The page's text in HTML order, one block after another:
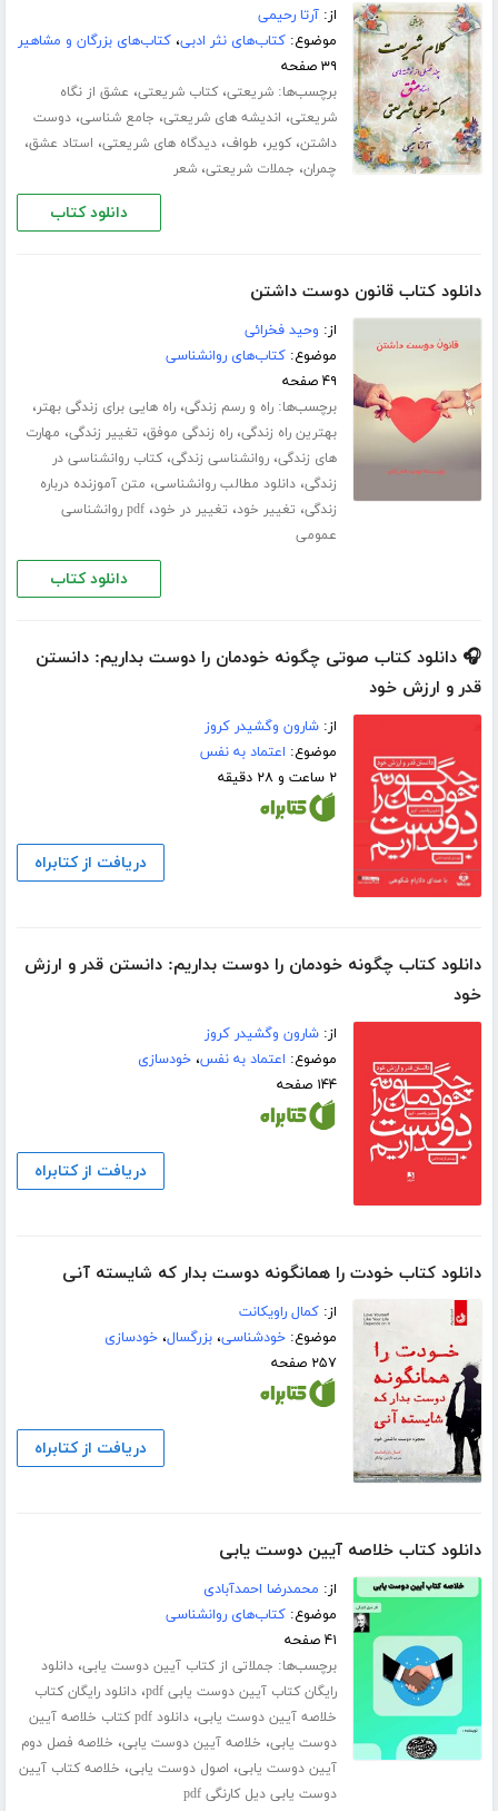
از:آرتا رحیمی
موضوع:کتاب‌های نثر ادبی،کتاب‌های بزرگان و مشاهیر
۳۹ صفحه
برچسب‌ها:شریعتی،کتاب شریعتی، عشق از نگاه
شریعتی، اندیشه های شریعتی، جامع شناسی،دوست
داشتن،کویر، طواف،دیدگاه های شریعتی، استاد عشق،
چمران، جملات شریعتی،شعر
دانلود کتاب
دانلود کتاب قانون دوست داشتن
از: وحید فخرائی
موضوع:کتاب‌های روانشناسی
۴۹ صفحه
برچسب‌ها:راه و رسم زندگی،راه هایی برای زندگی بهتر،
بهترین راه زندگی،راه زندگی موفق، تغییر زندگی، مهارت
های زندگی،روانشناسی زندگی،کتاب روانشناسی در
زندگی،دانلود مطالب روانشناسی، متن آموزنده درباره
زندگی، تغییر خود، تغییر در خود،
pdf روانشناسی
عمومی
دانلود کتاب
🎧 دانلود کتاب صوتی چگونه خودمان را دوست بداریم: دانستن
قدر و ارزش خود
از:شارون وگشیدر کروز
موضوع: اعتماد به نفس
۲ ساعت و ۲۸ دقیقه
دریافت از کتابراه
دانلود کتاب چگونه خودمان را دوست بداریم: دانستن قدر و ارزش
خود
از:شارون وگشیدر کروز
موضوع: اعتماد به نفس،خودسازی
۱۴۴ صفحه
دریافت از کتابراه
دانلود کتاب خودت را همانگونه دوست بدار که شایسته آنی
از:کمال راویکانت
موضوع:خودشناسی،بزرگسال،خودسازی
۲۵۷ صفحه
دریافت از کتابراه
دانلود کتاب خلاصه آیین دوست یابی
از: محمدرضا احمدآبادی
موضوع:کتاب‌های روانشناسی
۴۱ صفحه
برچسب‌ها: جملاتی از کتاب آیین دوست یابی،دانلود
رایگان کتاب آیین دوست یابی pdf
،دانلود رایگان کتاب
خلاصه آیین دوست یابی،
دانلود pdf کتاب خلاصه آیین
دوست یابی، خلاصه آیین دوست یابی، خلاصه فصل دوم
آیین دوست یابی، اصول دوست یابی، خلاصه کتاب آیین
دوست یابی دیل کارنگی pdf